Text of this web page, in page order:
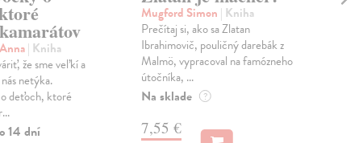
| Kniha
že sme veľkí a
netýka.
deťoch, ktoré
14 dní
Mugford Simon | Kniha
Prečítaj si, ako sa Zlatan
Ibrahimovič, pouličný darebák z
Malmö, vypracoval na famózneho
útočníka, ...
Na sklade ?
7,55 €